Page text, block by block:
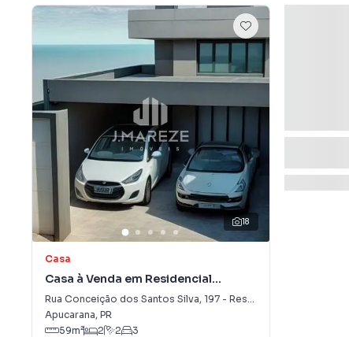
18
Casa
Casa à Venda em Residencial
Araucária
Rua Conceição dos Santos Silva, 197 - Residencial Araucária
Apucarana, PR
59m² 2 2 3